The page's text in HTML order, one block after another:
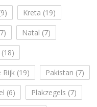
Kreta (19)
Natal (7)
(18)
Rijk(19) Pakistan (7)
(6) Plakzegels (7)